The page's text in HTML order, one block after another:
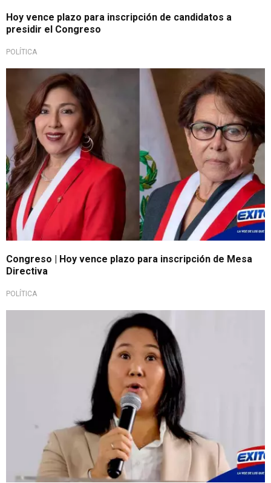
Hoy vence plazo para inscripción de candidatos a
presidir el Congreso
POLÍTICA
Congreso | Hoy vence plazo para inscripción de Mesa
Directiva
POLÍTICA